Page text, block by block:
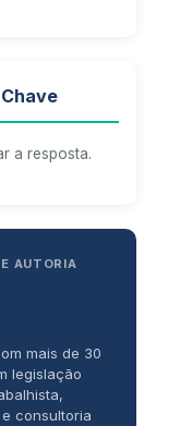
a resposta.
AUTORIA
mais de 30
legislação
consultoria